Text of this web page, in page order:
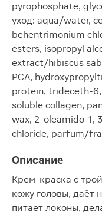
pyrophosphate,
уход: aqua/water,
behentrimonium
esters, isopropyl
extract/hibiscus
PCA,
protein, trideceth-
soluble collagen,
wax, 2-oleamido-1,
chloride, parfum/
Описание
Крем-краска с
кожу головы, даёт
питает локоны,